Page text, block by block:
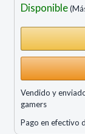
Disponible
Vendido y
gamers
Pago en efectivo